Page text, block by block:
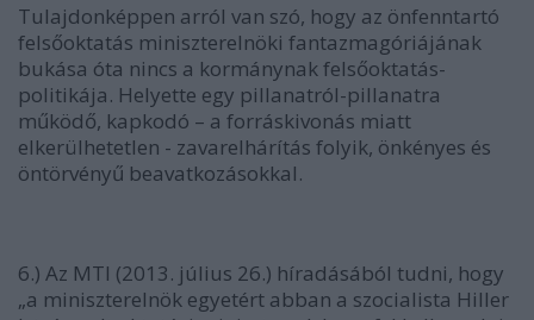
Tulajdonképpen arról van szó, hogy az önfenntartó
felsőoktatás miniszterelnöki fantazmagóriájának
bukása óta nincs a kormánynak felsőoktatás-
politikája. Helyette egy pillanatról-pillanatra
működő, kapkodó – a forráskivonás miatt
elkerülhetetlen - zavarelhárítás folyik, önkényes és
öntörvényű beavatkozásokkal.
6.) Az MTI (2013. július 26.) híradásából tudni, hogy
„a miniszterelnök egyetért abban a szocialista Hiller